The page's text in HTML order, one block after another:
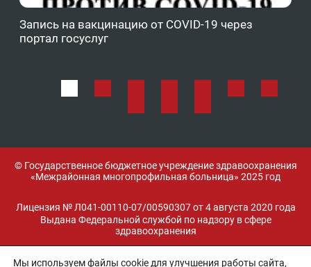
Запись на вакцинацию от COVID-19 через
портал госуслуг
© Государственное бюджетное учреждение здравоохранения
«Межрайонная многопрофильная больница» 2025 год
Лицензия № Л041-00110-07/00590307 от 4 августа 2020 года
Выдана Федеральной службой по надзору в сфере
здравоохранения
Мы используем файлы cookie для улучшения работы сайта,